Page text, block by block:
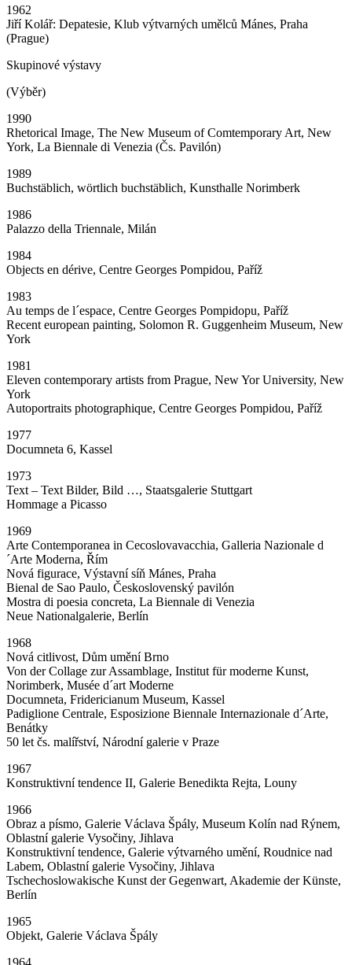
1962
Jiří Kolář: Depatesie, Klub výtvarných umělců Mánes, Praha
(Prague)
Skupinové výstavy
(Výběr)
1990
Rhetorical Image, The New Museum of Comtemporary Art, New
York, La Biennale di Venezia (Čs. Pavilón)
1989
Buchstäblich, wörtlich buchstäblich, Kunsthalle Norimberk
1986
Palazzo della Triennale, Milán
1984
Objects en dérive, Centre Georges Pompidou, Paříž
1983
Au temps de l´espace, Centre Georges Pompidopu, Paříž
Recent european painting, Solomon R. Guggenheim Museum, New
York
1981
Eleven contemporary artists from Prague, New Yor University, New
York
Autoportraits photographique, Centre Georges Pompidou, Paříž
1977
Documneta 6, Kassel
1973
Text – Text Bilder, Bild …, Staatsgalerie Stuttgart
Hommage a Picasso
1969
Arte Contemporanea in Cecoslovavacchia, Galleria Nazionale d
´Arte Moderna, Řím
Nová figurace, Výstavní síň Mánes, Praha
Bienal de Sao Paulo, Československý pavilón
Mostra di poesia concreta, La Biennale di Venezia
Neue Nationalgalerie, Berlín
1968
Nová citlivost, Dům umění Brno
Von der Collage zur Assamblage, Institut für moderne Kunst,
Norimberk, Musée d´art Moderne
Documneta, Fridericianum Museum, Kassel
Padiglione Centrale, Esposizione Biennale Internazionale d´Arte,
Benátky
50 let čs. malířství, Národní galerie v Praze
1967
Konstruktivní tendence II, Galerie Benedikta Rejta, Louny
1966
Obraz a písmo, Galerie Václava Špály, Museum Kolín nad Rýnem,
Oblastní galerie Vysočiny, Jihlava
Konstruktivní tendence, Galerie výtvarného umění, Roudnice nad
Labem, Oblastní galerie Vysočiny, Jihlava
Tschechoslowakische Kunst der Gegenwart, Akademie der Künste,
Berlín
1965
Objekt, Galerie Václava Špály
1964